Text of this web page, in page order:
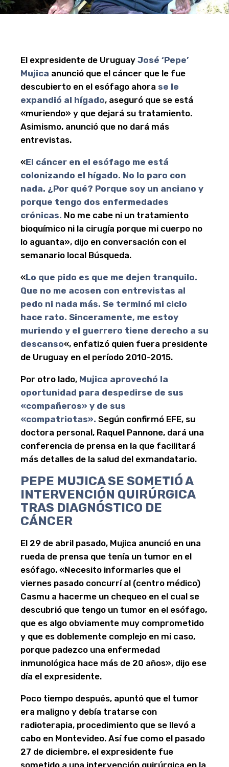
El expresidente de Uruguay José ‘Pepe’
Mujica anunció que el cáncer que le fue
descubierto en el esófago ahora se le
expandió al hígado, aseguró que se está
«muriendo» y que dejará su tratamiento.
Asimismo, anunció que no dará más
entrevistas.
«El cáncer en el esófago me está
colonizando el hígado. No lo paro con
nada. ¿Por qué? Porque soy un anciano y
porque tengo dos enfermedades
crónicas. No me cabe ni un tratamiento
bioquímico ni la cirugía porque mi cuerpo no
lo aguanta», dijo en conversación con el
semanario local Búsqueda.
«Lo que pido es que me dejen tranquilo.
Que no me acosen con entrevistas al
pedo ni nada más. Se terminó mi ciclo
hace rato. Sinceramente, me estoy
muriendo y el guerrero tiene derecho a su
descanso«, enfatizó quien fuera presidente
de Uruguay en el período 2010-2015.
Por otro lado, Mujica aprovechó la
oportunidad para despedirse de sus
«compañeros» y de sus
«compatriotas». Según confirmó EFE, su
doctora personal, Raquel Pannone, dará una
conferencia de prensa en la que facilitará
más detalles de la salud del exmandatario.
PEPE MUJICA SE SOMETIÓ A
INTERVENCIÓN QUIRÚRGICA
TRAS DIAGNÓSTICO DE
CÁNCER
El 29 de abril pasado, Mujica anunció en una
rueda de prensa que tenía un tumor en el
esófago. «Necesito informarles que el
viernes pasado concurrí al (centro médico)
Casmu a hacerme un chequeo en el cual se
descubrió que tengo un tumor en el esófago,
que es algo obviamente muy comprometido
y que es doblemente complejo en mi caso,
porque padezco una enfermedad
inmunológica hace más de 20 años», dijo ese
día el expresidente.
Poco tiempo después, apuntó que el tumor
era maligno y debía tratarse con
radioterapia, procedimiento que se llevó a
cabo en Montevideo. Así fue como el pasado
27 de diciembre, el expresidente fue
sometido a una intervención quirúrgica en la